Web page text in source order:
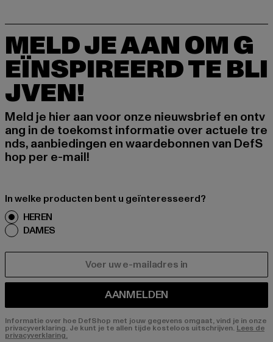
MELD JE AAN OM G
EÏNSPIREERD TE BLI
JVEN!
Meld je hier aan voor onze nieuwsbrief en ontv
ang in de toekomst informatie over actuele tre
nds, aanbiedingen en waardebonnen van DefS
hop per e-mail!
In welke producten bent u geïnteresseerd?
HEREN
DAMES
AANMELDEN
Informatie over hoe DefShop met jouw gegevens omgaat, vind je in onze
privacyverklaring. Je kunt je te allen tijde kosteloos uitschrijven.Lees de
privacyverklaring.